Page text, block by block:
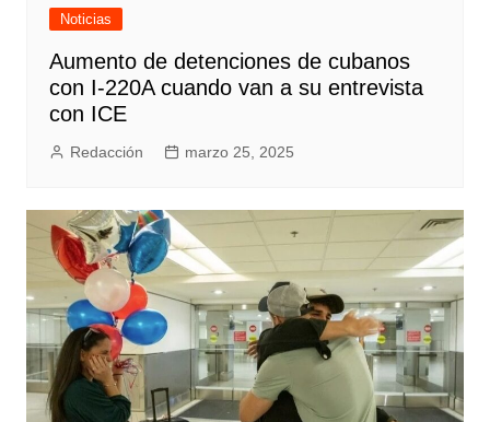
Noticias
Aumento de detenciones de cubanos
con I-220A cuando van a su entrevista
con ICE
Redacción marzo 25, 2025